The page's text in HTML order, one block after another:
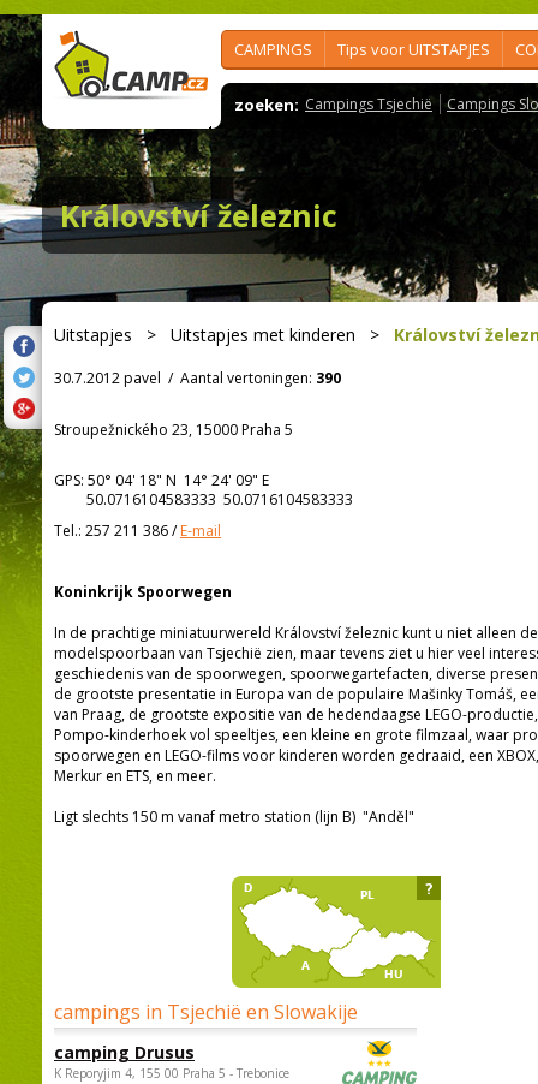
CAMPINGS Tips voor UITSTAPJES
zoeken: Campings Tsjechië Campings
Království železnic
Uitstapjes > Uitstapjes met kinderen > Království
30.7.2012 pavel / Aantal vertoningen: 390
Stroupežnického 23, 15000 Praha 5
GPS: 50° 04' 18" N 14° 24' 09" E
50.0716104583333 50.0716104583333
Tel.: 257 211 386/E-mail
Koninkrijk Spoorwegen
In de prachtige miniatuurwereld Království železnic kunt u niet alleen
modelspoorbaan van Tsjechië zien, maar tevens ziet u hier veel
geschiedenis van de spoorwegen, spoorwegartefacten, diverse
de grootste presentatie in Europa van de populaire Mašinky Tomáš,
van Praag, de grootste expositie van de hedendaagse LEGO-
Pompo-kinderhoek vol speeltjes, een kleine en grote filmzaal, waar
spoorwegen en LEGO-films voor kinderen worden gedraaid, een
Merkur en ETS, en meer.
Ligt slechts 150 m vanaf metro station (lijn B) "Anděl"
campings in Tsjechië en Slowakije
camping Drusus
K Reporyjim 4, 155 00 Praha 5 - Trebonice
?